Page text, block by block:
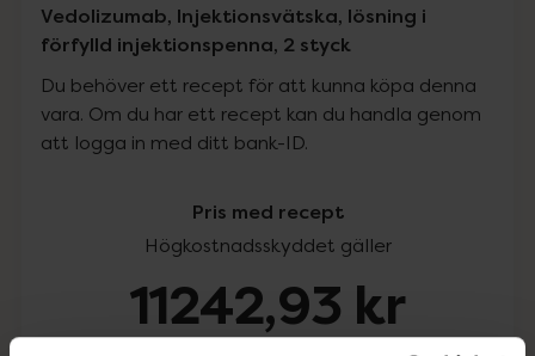
Vedolizumab, Injektionsvätska, lösning i
förfylld injektionspenna, 2 styck
Du behöver ett recept för att kunna köpa denna
vara. Om du har ett recept kan du handla genom
att logga in med ditt bank-ID.
Pris med recept
Högkostnadsskyddet gäller
11242,93 kr